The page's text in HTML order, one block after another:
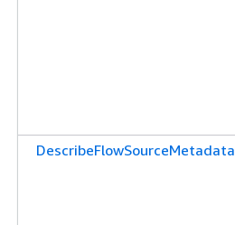
DescribeFlowSourceMetadata